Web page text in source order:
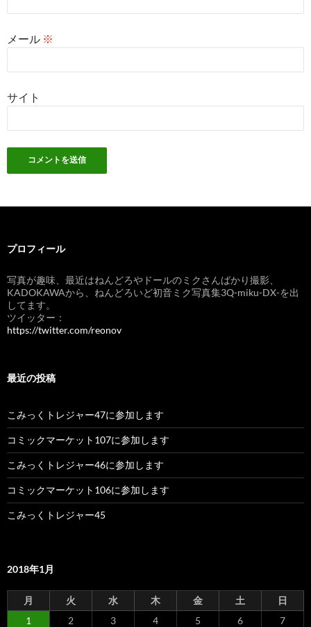
メール ※
サイト
プロフィール
写真が趣味、最近はねんどろやドールのミクさんばかり撮影、
KADOKAWAから、ねんどろいど初音ミク写真集3Q-miku-DX-を出
してます。
ツイッター：
https://twitter.com/reonov
最近の投稿
こみっくトレジャー47に参加します
コミックマーケット107に参加します
こみっくトレジャー46に参加します
コミックマーケット106に参加します
こみっくトレジャー45
2018年1月
月 火 水 木 金 土
日
1
2 3 4 5 6
7